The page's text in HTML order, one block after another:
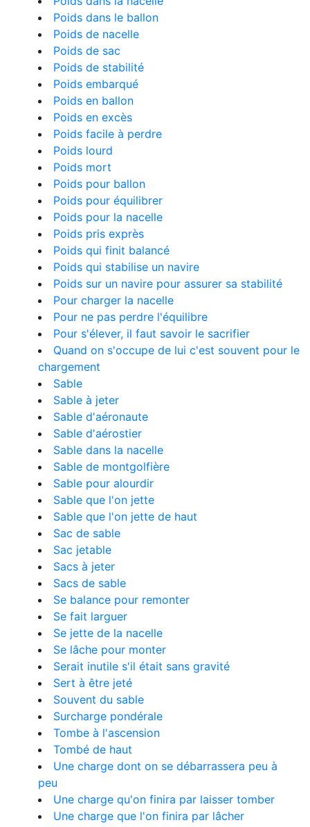
Poids dans le ballon
Poids de nacelle
Poids de sac
Poids de stabilité
Poids embarqué
Poids en ballon
Poids en excès
Poids facile à perdre
Poids lourd
Poids mort
Poids pour ballon
Poids pour équilibrer
Poids pour la nacelle
Poids pris exprès
Poids qui finit balancé
Poids qui stabilise un navire
Poids sur un navire pour assurer sa stabilité
Pour charger la nacelle
Pour ne pas perdre l'équilibre
Pour s'élever, il faut savoir le sacrifier
Quand on s'occupe de lui c'est souvent pour le
chargement
Sable
Sable à jeter
Sable d'aéronaute
Sable d'aérostier
Sable dans la nacelle
Sable de montgolfière
Sable pour alourdir
Sable que l'on jette
Sable que l'on jette de haut
Sac de sable
Sac jetable
Sacs à jeter
Sacs de sable
Se balance pour remonter
Se fait larguer
Se jette de la nacelle
Se lâche pour monter
Serait inutile s'il était sans gravité
Sert à être jeté
Souvent du sable
Surcharge pondérale
Tombe à l'ascension
Tombé de haut
Une charge dont on se débarrassera peu à
peu
Une charge qu'on finira par laisser tomber
Une charge que l'on finira par lâcher